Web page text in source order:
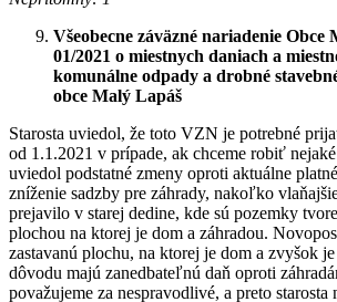
Všeobecne záväzné nariadenie Obce
01/2021 o miestnych daniach a
komunálne odpady a drobné
obce Malý Lapáš
Starosta uviedol, že toto VZN je potrebné
od 1.1.2021 v prípade, ak chceme robiť nejaké
uviedol podstatné zmeny oproti aktuálne
zníženie sadzby pre záhrady, nakoľko
prejavilo v starej dedine, kde sú pozemky
plochou na ktorej je dom a záhradou.
zastavanú plochu, na ktorej je dom a zvyšok
dôvodu majú zanedbateľnú daň oproti
považujeme za nespravodlivé, a preto